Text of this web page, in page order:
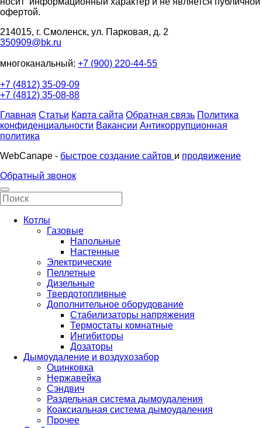
офертой.
214015, г. Смоленск, ул. Парковая, д. 2
350909@bk.ru
многоканальный: +7 (900) 220-44-55
+7 (4812) 35-09-09
+7 (4812) 35-08-88
Главная Статьи Карта сайта Обратная связь Политика
конфиденциальности Вакансии Антикоррупционная
политика
WebCanape - быстрое создание сайтов и продвижение
Обратный звонок
Котлы
Газовые
Напольные
Настенные
Электрические
Пеллетные
Дизельные
Твердотопливные
Дополнительное оборудование
Стабилизаторы напряжения
Термостаты комнатные
Ингибиторы
Дозаторы
Дымоудаление и воздухозабор
Оцинковка
Нержавейка
Сэндвич
Раздельная система дымоудаления
Коаксиальная система дымоудаления
Прочее